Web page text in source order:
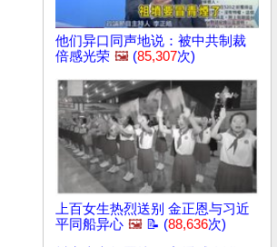
他们异口同声地说：被中共制裁
倍感光荣 🖼️ (85,307次)
上百女生热烈送别 金正恩与习近
平同船异心 🖼️ 📝 (88,636次)